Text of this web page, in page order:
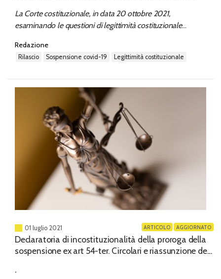
La Corte costituzionale, in data 20 ottobre 2021,
esaminando le questioni di legittimità costituzionale
alle norme che hanno prorogato, in alcuni casi, la
sospensione dei provvedimenti di rilascio di immobili
Redazione
rilascio sospensione covid-19 legittimità costituzionale
01 luglio 2021 AGGIORNATO
ARTICOLO
Declaratoria di incostituzionalità della proroga della
sospensione ex art 54-ter. Circolari e riassunzione dei
.